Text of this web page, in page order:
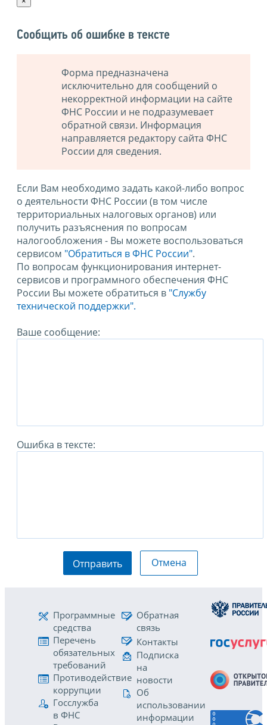
Сообщить об ошибке в тексте
Форма предназначена
исключительно для сообщений о
некорректной информации на сайте
ФНС России и не подразумевает
обратной связи. Информация
направляется редактору сайта ФНС
России для сведения.
Если Вам необходимо задать какой-либо вопрос
о деятельности ФНС России (в том числе
территориальных налоговых органов) или
получить разъяснения по вопросам
налогообложения - Вы можете воспользоваться
сервисом "Обратиться в ФНС России".
По вопросам функционирования интернет-
сервисов и программного обеспечения ФНС
России Вы можете обратиться в "Службу
технической поддержки".
Ваше сообщение:
Ошибка в тексте:
Отправить Отмена
Программные
средства
Перечень
обязательных
требований
Противодействие
коррупции
Госслужба
в ФНС
Обратная
связь
Контакты
Подписка
на
новости
Об
использовании
информации